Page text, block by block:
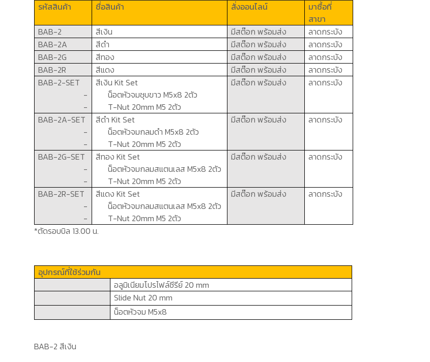
รหัสสินค้า
ชื่อสินค้า สั่งออนไลน์
มาซื้อที่
สาขา
BAB-2
สีเงิน มีสต๊อกพร้อมส่ง
ลาดกระบัง
BAB-2A สีดำ มีสต๊อกพร้อมส่ง
ลาดกระบัง
BAB-2G
สีทอง มีสต๊อกพร้อมส่ง
ลาดกระบัง
BAB-2R สีแดง มีสต๊อกพร้อมส่ง
ลาดกระบัง
BAB-2-SET สีเงิน Kit Set
-
น็อตหัวจมชุบขาวM5x8 2ตัว
-
T-Nut 20mm M5 2ตัว
มีสต๊อกพร้อมส่ง ลาดกระบัง
BAB-2A-SET สีดำ Kit Set
-
น็อตหัวจมกลมดำM5x8 2ตัว
-
T-Nut 20mm M5 2ตัว
มีสต๊อกพร้อมส่ง ลาดกระบัง
BAB-2G-SET สีทอง Kit Set
-
น็อตหัวจมกลมสแตนเลสM5x8 2ตัว
-
T-Nut 20mm M5 2ตัว
มีสต๊อกพร้อมส่ง ลาดกระบัง
BAB-2R-SET สีแดง Kit Set
-
น็อตหัวจมกลมสแตนเลสM5x8 2ตัว
-
T-Nut 20mm M5 2ตัว
มีสต๊อกพร้อมส่ง ลาดกระบัง
*ตัดรอบบิล 13.00 น.
อุปกรณ์ที่ใช้ร่วมกัน
อลูมิเนียมโปรไฟล์ซีรีย์ 20 mm
Slide Nut 20 mm
น็อตหัวจมM5x8
BAB-2 สีเงิน